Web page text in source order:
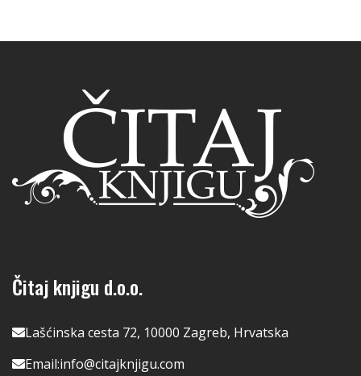
Čitaj knjigu d.o.o.
Lašćinska cesta 72, 10000 Zagreb, Hrvatska
Email:info@citajknjigu.com